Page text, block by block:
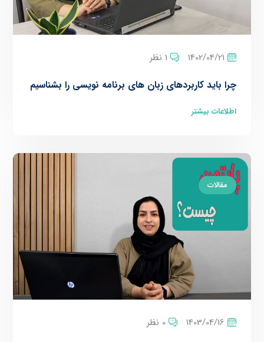
1402/04/21 1 نظر
چرا باید کاربردهای زبان های برنامه نویسی را بشناسیم
اطلاعات بیشتر
مقالات
1403/04/16 0 نظر